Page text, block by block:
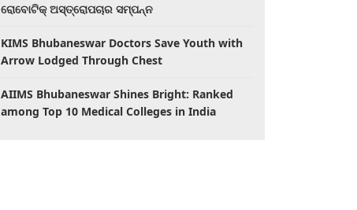
ରୋବୋଟିକ୍ ଅସ୍ତ୍ରୋପଚାର ସମ୍ପନ୍ନ
KIMS Bhubaneswar Doctors Save Youth with
Arrow Lodged Through Chest
AIIMS Bhubaneswar Shines Bright: Ranked
among Top 10 Medical Colleges in India